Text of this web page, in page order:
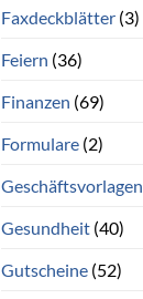
Faxdeckblätter(3)
Feiern (36)
Finanzen (69)
Formulare(2)
Geschäftsvorlagen
Gesundheit(40)
Gutscheine(52)